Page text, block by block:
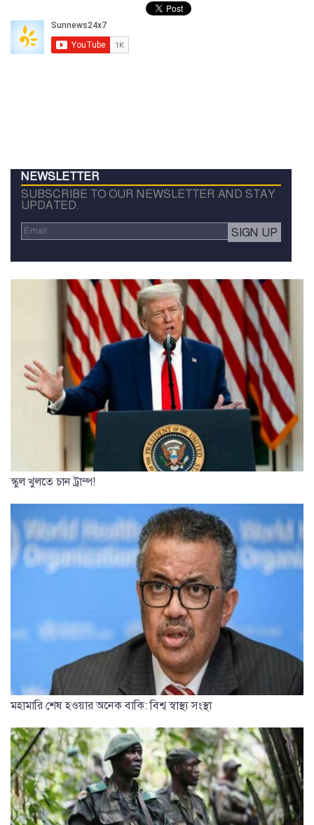
NEWSLETTER
SUBSCRIBE TO OUR NEWSLETTER AND STAY
UPDATED.
স্কুল খুলতে চান ট্রাম্প!
মহামারি শেষ হওয়ার অনেক বাকি: বিশ্ব স্বাস্থ্য সংস্থা